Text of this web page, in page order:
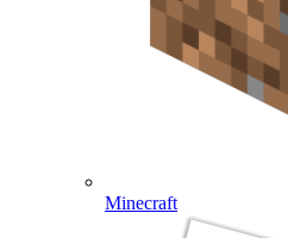
Minecraft